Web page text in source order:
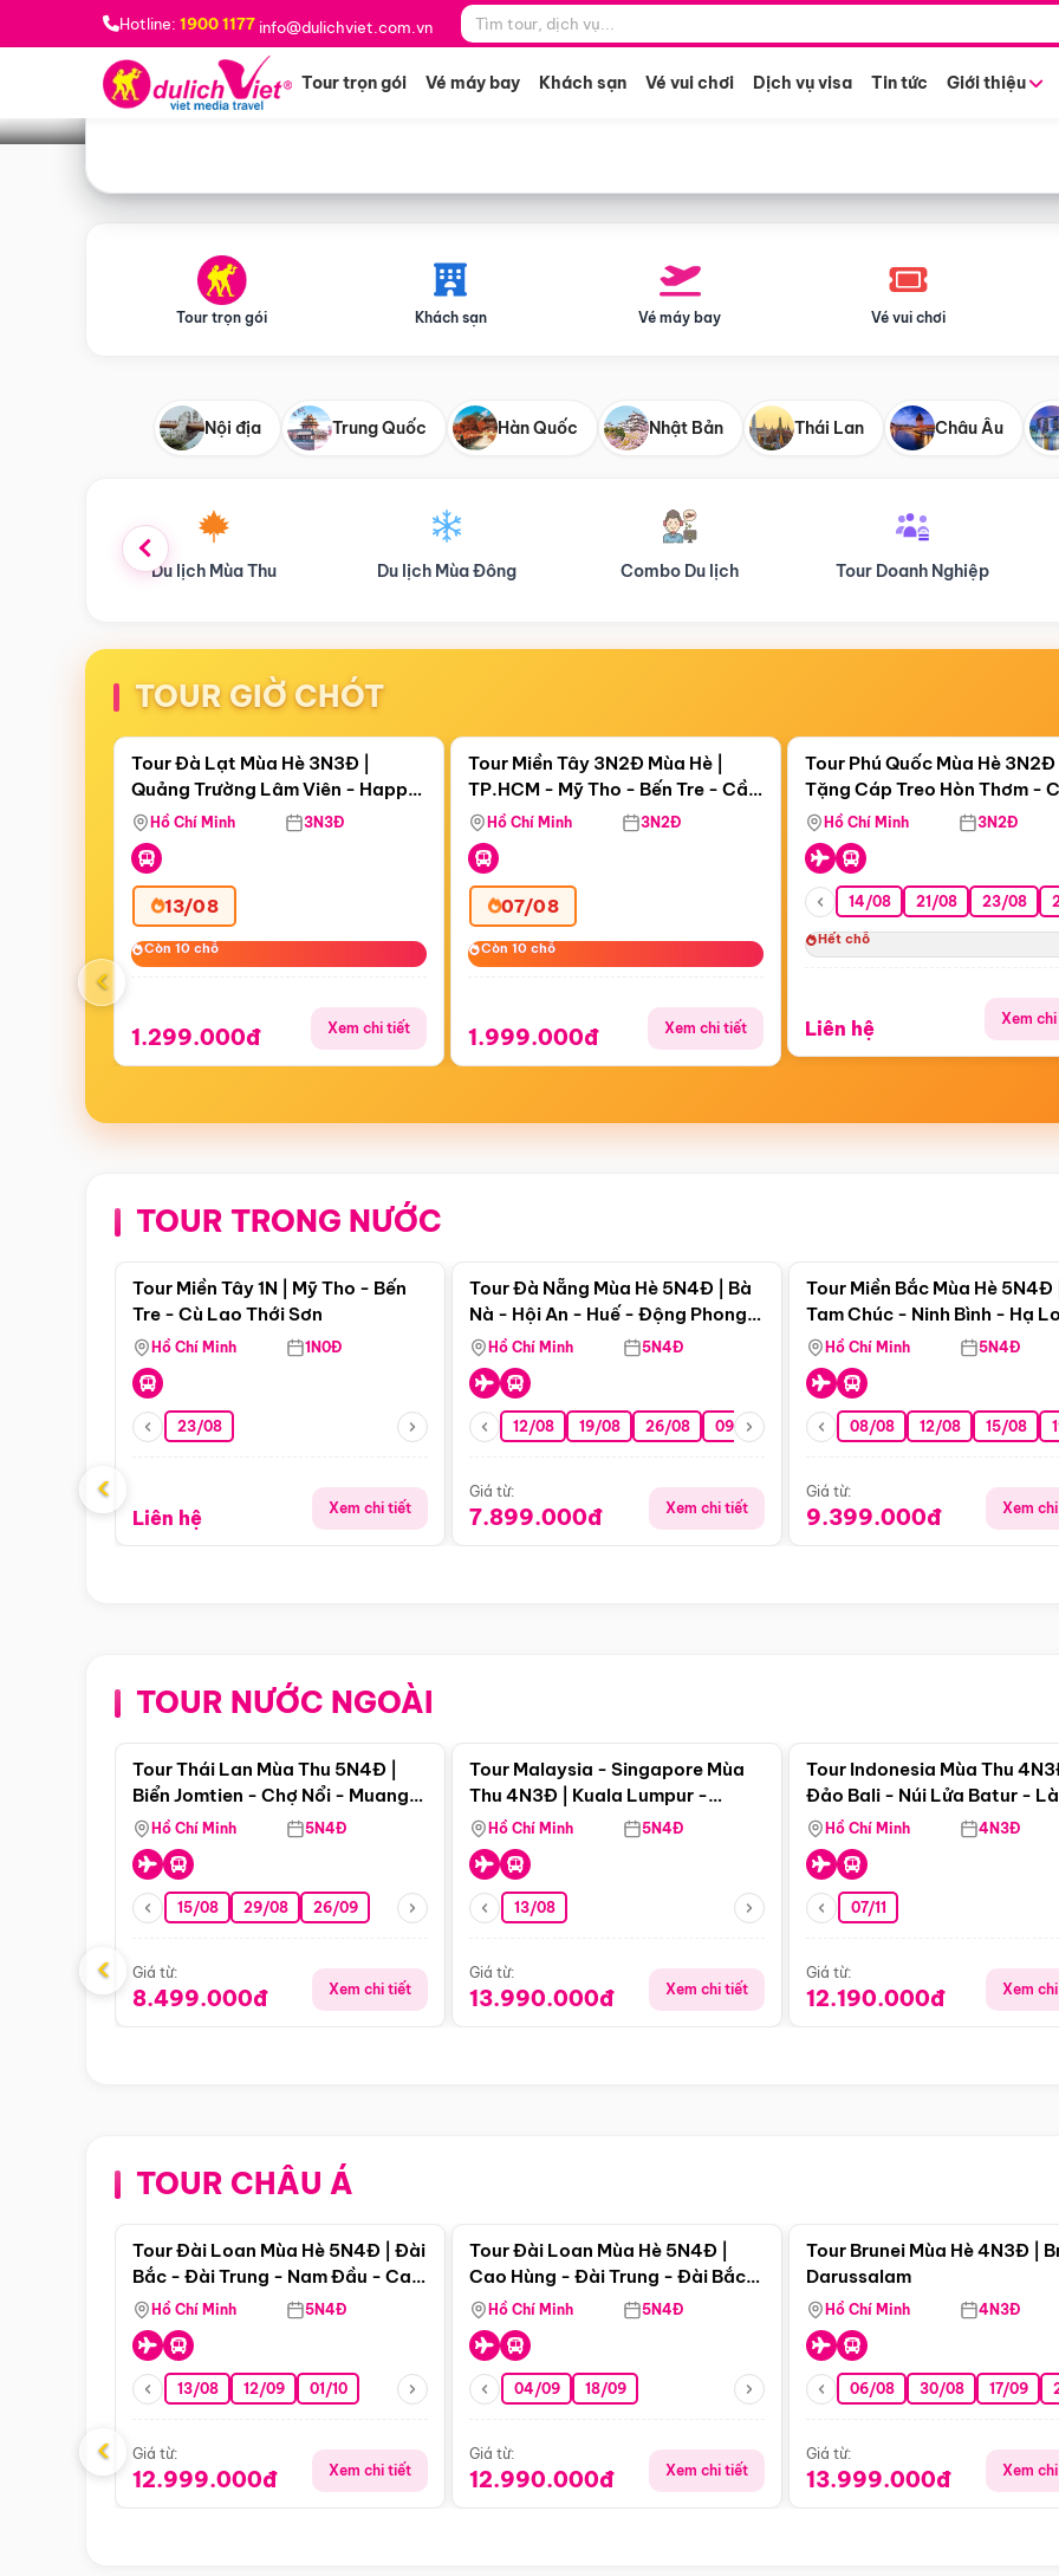
Hotline: 1900 1177 info@dulichviet.com.vn
Tour trọn gói Vé máy bay Khách sạn Vé vui chơi Dịch vụ visa Tin tức Giới thiệu
Bạn muốn đi đâu? *
Tour trọn gói Khách sạn Vé máy bay Vé vui chơi
Nội địa Trung Quốc Hàn Quốc Nhật Bản Thái Lan Châu Âu
Du lịch Mùa Đông Combo Du lịch Tour Doanh Nghiệp Du lịch Hành Hương
TOUR GIỜ CHÓT
Còn06 ngày 20:40:35
Điểm nổi bật
Tour Đà Lạt Mùa Hè 3N3Đ |
Quảng Trường Lâm Viên - Happy
Hill - Puppy Farm
Hồ Chí Minh 3N3Đ
13/08
Còn 10 chỗ
Còn 10 chỗ
1.299.000đ Xem chi tiết
Còn00 ngày 20:40:35
Tour Miền Tây 3N2Đ Mùa Hè |
TP.HCM - Mỹ Tho - Bến Tre - Cần
Thơ - Sóc Trăng - Bạc Liêu - Cà
Mau
Hồ Chí Minh 3N2Đ
07/08
Còn 10 chỗ
Còn 10 chỗ
1.999.000đ Xem chi tiết
Còn20:40:33
Tour Phú Quốc Mùa Hè 3N2Đ |
Tặng Cáp Treo Hòn Thơm -
Hôn - Công Viên Nước
Hồ Chí Minh 3N2Đ
14/08 21/08 23/08
Hết chỗ
Liên hệ Xem
‹
TOUR TRONG NƯỚC
Điểm nổi bật
Tour Miền Tây 1N | Mỹ Tho - Bến
Tre - Cù Lao Thới Sơn
Hồ Chí Minh 1N0Đ
23/08
Liên hệ Xem chi tiết
Tour Đà Nẵng Mùa Hè 5N4Đ | Bà
Nà - Hội An - Huế - Động Phong
NhaHồ Chí Minh 5N4Đ
12/08 19/08 26/08 09/09 16/09 23/09 30/09 07/10
Giá từ:
7.899.000đ Xem chi tiết
Tour Miền Bắc Mùa Hè 5N4Đ |
Tam Chúc - Ninh Bình - Hạ
Hồ Chí Minh 5N4Đ
08/08 12/08 15/08
Giá từ:
9.399.000đ Xem
‹
TOUR NƯỚC NGOÀI
Điểm nổi bật
Tour Thái Lan Mùa Thu 5N4Đ |
Biển Jomtien - Chợ Nổi - Muang
Boran - Suanthai
Hồ Chí Minh 5N4Đ
15/08 29/08 26/09
Giá từ:
8.499.000đ Xem chi tiết
Tour Malaysia - Singapore Mùa
Thu 4N3Đ | Kuala Lumpur -
Malacca - Johor Baru -
Singapore
Hồ Chí Minh 5N4Đ
13/08
Giá từ:
13.990.000đ Xem chi tiết
Tour Indonesia Mùa Thu
Đảo Bali - Núi Lửa Batur -
Penglipuran
Hồ Chí Minh 4N3Đ
07/11
Giá từ:
12.190.000đ Xem
‹
TOUR CHÂU ÁĐiểm nổi bật
Tour Đài Loan Mùa Hè 5N4Đ | Đài
Bắc - Đài Trung - Nam Đầu - Cao
Hùng ( Bay Vn)
Hồ Chí Minh 5N4Đ
13/08 12/09 01/10
Giá từ:
12.999.000đ Xem chi tiết
Tour Đài Loan Mùa Hè 5N4Đ |
Cao Hùng - Đài Trung - Đài Bắc
(Bay Vj)
Hồ Chí Minh 5N4Đ
04/09 18/09
Giá từ:
12.990.000đ Xem chi tiết
Tour Brunei Mùa Hè 4N3Đ |
Darussalam
Hồ Chí Minh 4N3Đ
06/08 30/08 17/09
Giá từ:
13.999.000đ Xem
‹